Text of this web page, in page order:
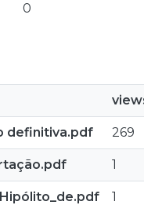
0
definitiva.pdf 269
1
1